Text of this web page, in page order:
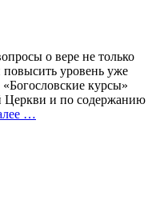
о вере не только
повысить уровень уже
курсы»
Церкви и по содержанию
…